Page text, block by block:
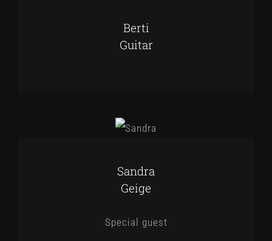
Berti
Guitar
Sandra
Geige
Special guest